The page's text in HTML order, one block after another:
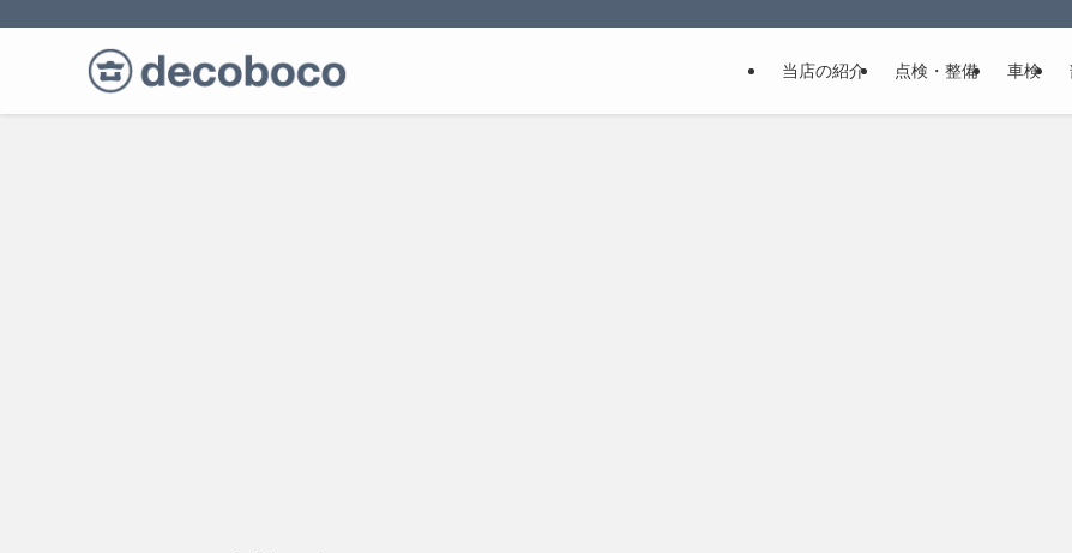
当店の紹介 点検・整備 車検